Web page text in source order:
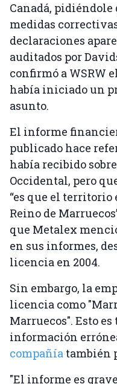
Canadá,
medidas
declaraciones
auditados por
confirmó a WSRW
había iniciado un
asunto.
El informe
publicado hace
había recibido
Occidental, pero
“es que el
Reino de
que Metalex
en sus informes,
licencia en 2004.
Sin embargo, la
licencia como
Marruecos". Esto
información
compañía también
"El informe es